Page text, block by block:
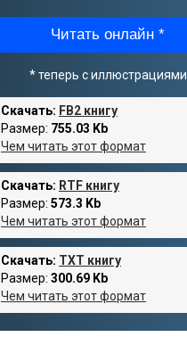
Читать онлайн *
* теперь с иллюстрациями
Скачать: FB2 книгу
Размер: 755.03 Kb
Чем читать этот формат
Скачать: RTF книгу
Размер: 573.3 Kb
Чем читать этот формат
Скачать: TXT книгу
Размер: 300.69 Kb
Чем читать этот формат